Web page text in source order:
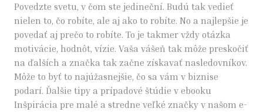
Povedzte svetu, v čom ste jedineční. Budú tak vedieť
nielen to, čo robíte, ale aj ako to robíte. No a najlepšie je
povedať aj prečo to robíte. To je takmer vždy otázka
motivácie, hodnôt, vízie. Vaša vášeň tak môže preskočiť
na ďalších a značka tak začne získavať nasledovníkov.
Môže to byť to najúžasnejšie, čo sa vám v biznise
podarí. Ďalšie tipy a prípadové štúdie v ebooku
Inšpirácia pre malé a stredne veľké značky v našom e-